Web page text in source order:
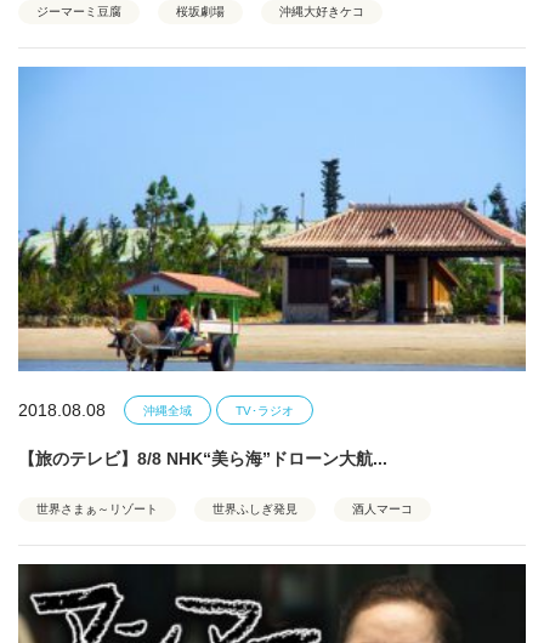
ジーマーミ豆腐 桜坂劇場 沖縄大好きケコ
2018.08.08 沖縄全域 TV･ラジオ
【旅のテレビ】8/8 NHK“美ら海”ドローン大航...
世界さまぁ～リゾート 世界ふしぎ発見 酒人マーコ